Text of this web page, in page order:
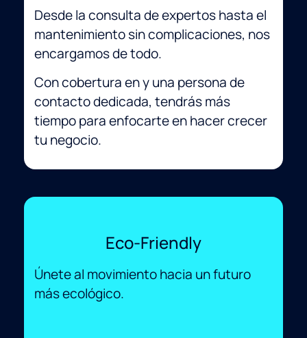
Desde la consulta de expertos hasta el
mantenimiento sin complicaciones, nos
encargamos de todo.
Con cobertura en y una persona de
contacto dedicada, tendrás más
tiempo para enfocarte en hacer crecer
tu negocio.
Eco-Friendly
Únete al movimiento hacia un futuro
más ecológico.